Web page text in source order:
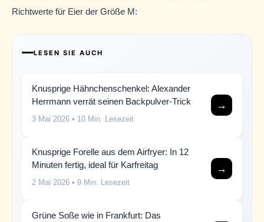
Richtwerte für Eier der Größe M:
LESEN SIE AUCH
Knusprige Hähnchenschenkel: Alexander
Herrmann verrät seinen Backpulver-Trick
3 Mai 2026 • 10 Min. Lesezeit
→
Knusprige Forelle aus dem Airfryer: In 12
Minuten fertig, ideal für Karfreitag
2 Mai 2026 • 9 Min. Lesezeit
→
Grüne Soße wie in Frankfurt: Das